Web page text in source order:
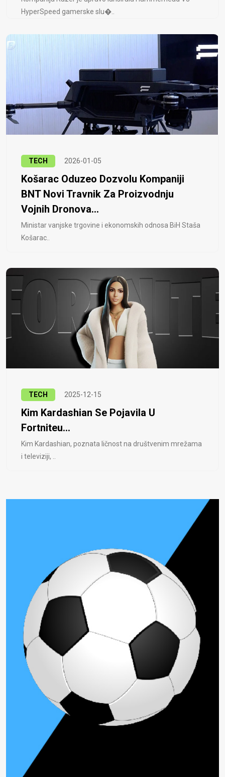
HyperSpeed ​​gamerske slu�..
TECH 2026-01-05
Košarac Oduzeo Dozvolu Kompaniji
BNT Novi Travnik Za Proizvodnju
Vojnih Dronova...
Ministar vanjske trgovine i ekonomskih odnosa BiH Staša
Košarac..
TECH 2025-12-15
Kim Kardashian Se Pojavila U
Fortniteu...
Kim Kardashian, poznata ličnost na društvenim mrežama
i televiziji, ..